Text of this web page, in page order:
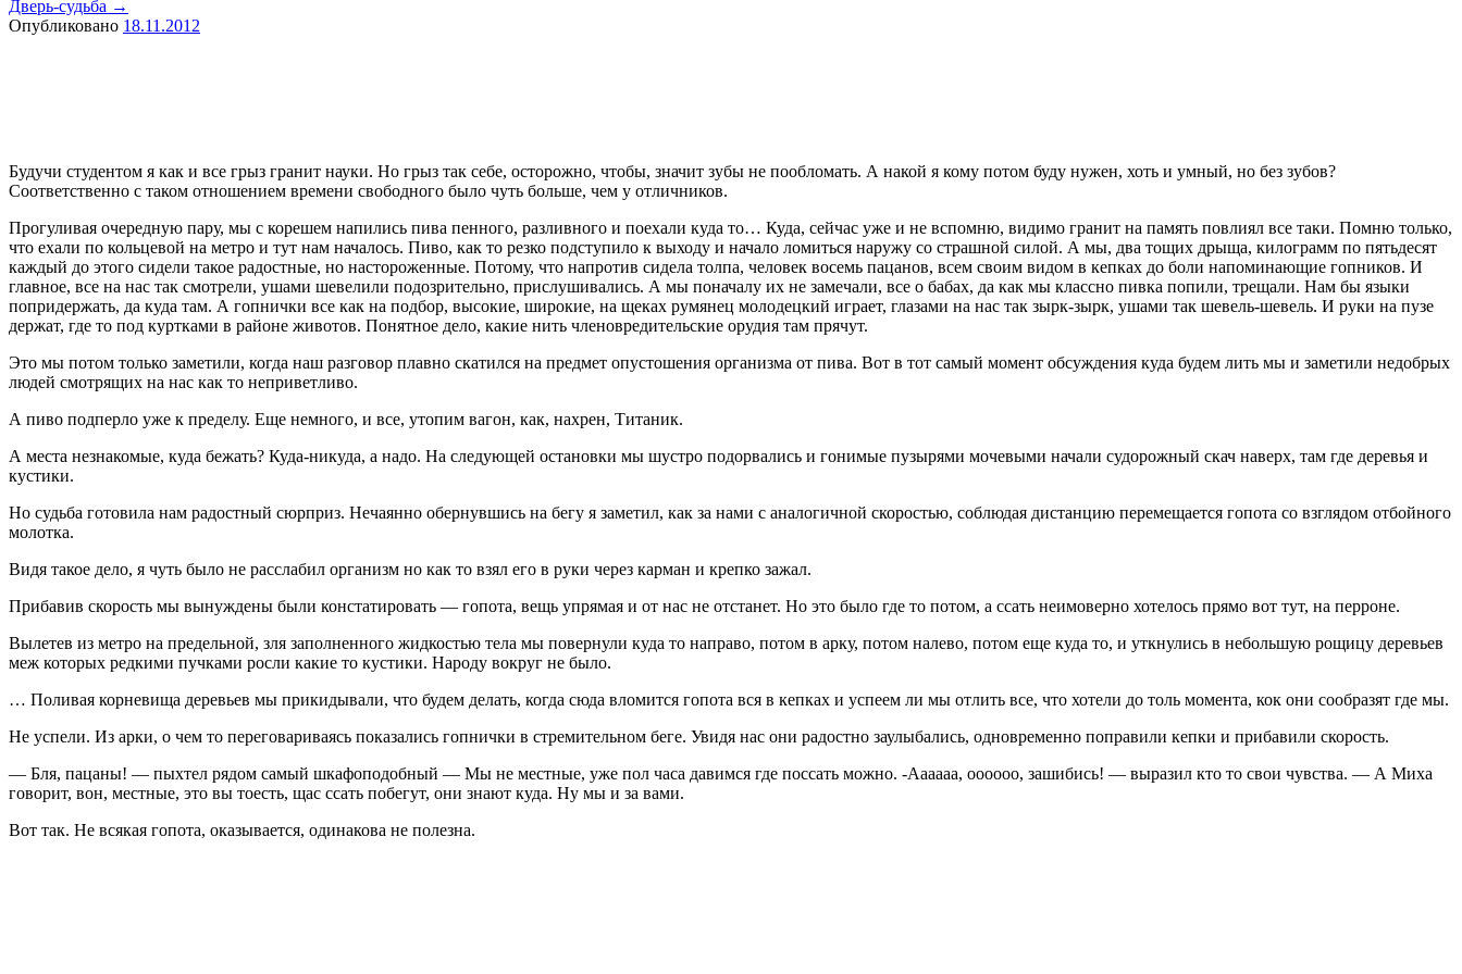
Дверь-судьба →
Опубликовано 18.11.2012
Будучи студентом я как и все грыз гранит науки. Но грыз так себе, осторожно, чтобы, значит зубы не пообломать. А накой я кому потом буду нужен, хоть и умный, но без зубов?
Соответственно с таком отношением времени свободного было чуть больше, чем у отличников.
Прогуливая очередную пару, мы с корешем напились пива пенного, разливного и поехали куда то… Куда, сейчас уже и не вспомню, видимо гранит на память повлиял все таки. Помню только,
что ехали по кольцевой на метро и тут нам началось. Пиво, как то резко подступило к выходу и начало ломиться наружу со страшной силой. А мы, два тощих дрыща, килограмм по пятьдесят
каждый до этого сидели такое радостные, но настороженные. Потому, что напротив сидела толпа, человек восемь пацанов, всем своим видом в кепках до боли напоминающие гопников. И
главное, все на нас так смотрели, ушами шевелили подозрительно, прислушивались. А мы поначалу их не замечали, все о бабах, да как мы классно пивка попили, трещали. Нам бы языки
попридержать, да куда там. А гопнички все как на подбор, высокие, широкие, на щеках румянец молодецкий играет, глазами на нас так зырк-зырк, ушами так шевель-шевель. И руки на пузе
держат, где то под куртками в районе животов. Понятное дело, какие нить членовредительские орудия там прячут.
Это мы потом только заметили, когда наш разговор плавно скатился на предмет опустошения организма от пива. Вот в тот самый момент обсуждения куда будем лить мы и заметили недобрых
людей смотрящих на нас как то неприветливо.
А пиво подперло уже к пределу. Еще немного, и все, утопим вагон, как, нахрен, Титаник.
А места незнакомые, куда бежать? Куда-никуда, а надо. На следующей остановки мы шустро подорвались и гонимые пузырями мочевыми начали судорожный скач наверх, там где деревья и
кустики.
Но судьба готовила нам радостный сюрприз. Нечаянно обернувшись на бегу я заметил, как за нами с аналогичной скоростью, соблюдая дистанцию перемещается гопота со взглядом отбойного
молотка.
Видя такое дело, я чуть было не расслабил организм но как то взял его в руки через карман и крепко зажал.
Прибавив скорость мы вынуждены были констатировать — гопота, вещь упрямая и от нас не отстанет. Но это было где то потом, а ссать неимоверно хотелось прямо вот тут, на перроне.
Вылетев из метро на предельной, зля заполненного жидкостью тела мы повернули куда то направо, потом в арку, потом налево, потом еще куда то, и уткнулись в небольшую рощицу деревьев
меж которых редкими пучками росли какие то кустики. Народу вокруг не было.
… Поливая корневища деревьев мы прикидывали, что будем делать, когда сюда вломится гопота вся в кепках и успеем ли мы отлить все, что хотели до толь момента, кок они сообразят где мы.
Не успели. Из арки, о чем то переговариваясь показались гопнички в стремительном беге. Увидя нас они радостно заулыбались, одновременно поправили кепки и прибавили скорость.
— Бля, пацаны! — пыхтел рядом самый шкафоподобный — Мы не местные, уже пол часа давимся где поссать можно. -Аааааа, оооооо, зашибись! — выразил кто то свои чувства. — А Миха
говорит, вон, местные, это вы тоесть, щас ссать побегут, они знают куда. Ну мы и за вами.
Вот так. Не всякая гопота, оказывается, одинакова не полезна.